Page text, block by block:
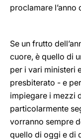
proclamare
Se un frutto
cuore, è quello di
per i vari ministeri
presbiterato - e
impiegare i mezzi
particolarmente
vorranno sempre
quello di oggi e di